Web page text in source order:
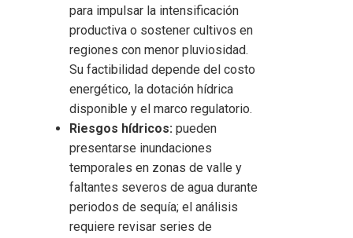
para impulsar la intensificación
productiva o sostener cultivos en
regiones con menor pluviosidad.
Su factibilidad depende del costo
energético, la dotación hídrica
disponible y el marco regulatorio.
Riesgos hídricos: pueden
presentarse inundaciones
temporales en zonas de valle y
faltantes severos de agua durante
periodos de sequía; el análisis
requiere revisar series de